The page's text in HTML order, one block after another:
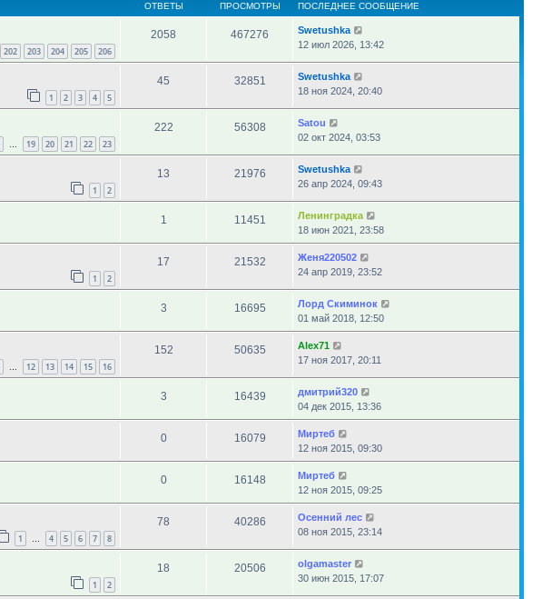
ОТВЕТЫ ПРОСМОТРЫ ПОСЛЕДНЕЕ СООБЩЕНИЕ
202 203 204 205 206
2058 467276
Swetushka
12 июл 2026, 13:42
1 2 3 4 5
45 32851
Swetushka
18 ноя 2024, 20:40
… 19 20 21 22 23
222 56308
Satou
02 окт 2024, 03:53
1 2
13 21976
Swetushka
26 апр 2024, 09:43
1 11451
Ленинградка
18 июн 2021, 23:58
1 2
17 21532
Женя220502
24 апр 2019, 23:52
3 16695
Лорд Скиминок
01 май 2018, 12:50
… 12 13 14 15 16
152 50635
Alex71
17 ноя 2017, 20:11
3 16439
дмитрий320
04 дек 2015, 13:36
0 16079
Миртеб
12 ноя 2015, 09:30
0 16148
Миртеб
12 ноя 2015, 09:25
1 … 4 5 6 7 8
78 40286
Осенний лес
08 ноя 2015, 23:14
1 2
18 20506
olgamaster
30 июн 2015, 17:07